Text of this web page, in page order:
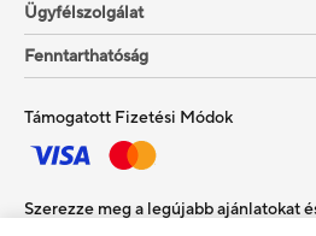
Ügyfélszolgálat
Fenntarthatóság
Támogatott Fizetési Módok
Szerezze meg a legújabb ajánlatokat